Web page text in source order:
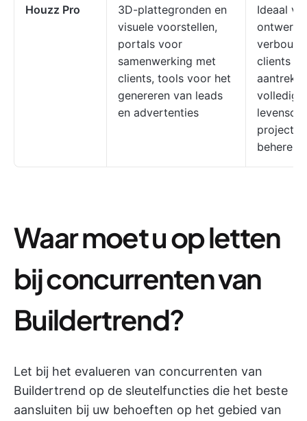
Houzz Pro
3D-plattegronden en
visuele voorstellen,
portals voor
samenwerking met
clients, tools voor het
genereren van leads
en advertenties
Ideaal
clients
volledige
beheren
Waar moet u op letten
bij concurrenten van
Buildertrend?
Let bij het evalueren van concurrenten van
Buildertrend op de sleutelfuncties die het beste
aansluiten bij uw behoeften op het gebied van